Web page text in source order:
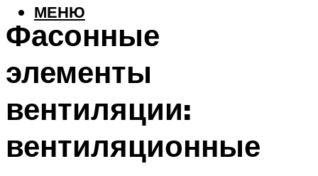
МЕНЮ
Фасонные
элементы
вентиляции:
вентиляционные